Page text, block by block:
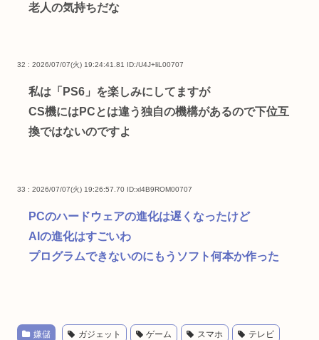
老人の気持ちだな
32 : 2026/07/07(火) 19:24:41.81 ID:/U4J+liL00707
私は「PS6」を楽しみにしてますが
CS機にはPCとは違う独自の機構があるので下位互
換ではないのですよ
33 : 2026/07/07(火) 19:26:57.70 ID:xl4B9ROM00707
PCのハードウェアの進化は遅くなったけど
AIの進化はすごいわ
プログラムできないのにもうソフト何本か作った
嫌儲 ガジェット ゲーム スマホ テレビ